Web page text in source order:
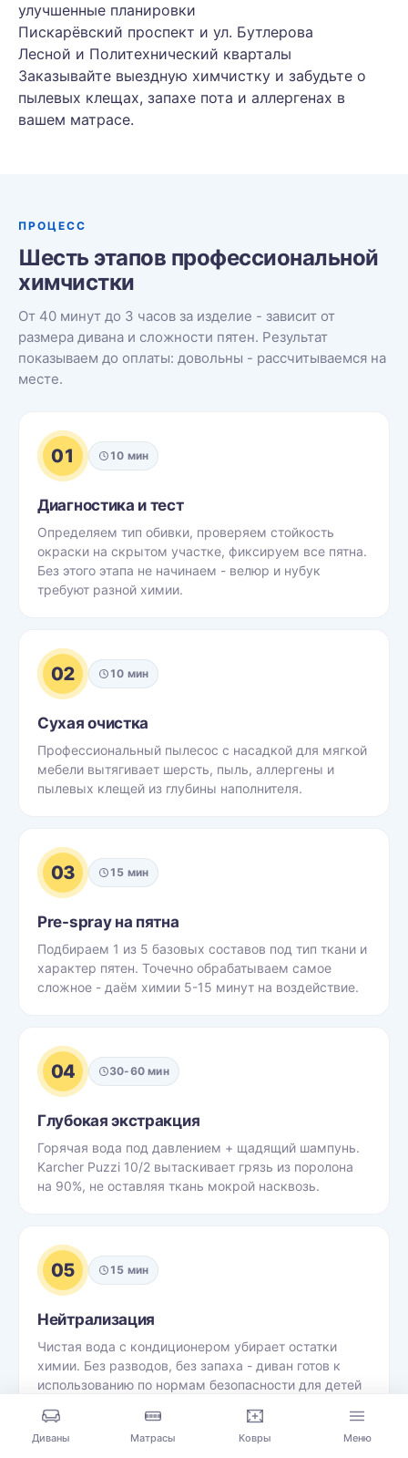
улучшенные планировки
Пискарёвский проспект и ул. Бутлерова
Лесной и Политехнический кварталы
Заказывайте выездную химчистку и забудьте о
пылевых клещах, запахе пота и аллергенах в
вашем матрасе.
ПРОЦЕСС
Шесть этапов профессиональной
химчистки
От 40 минут до 3 часов за изделие - зависит от
размера дивана и сложности пятен. Результат
показываем до оплаты: довольны - рассчитываемся на
месте.
01 10 мин
Диагностика и тест
Определяем тип обивки, проверяем стойкость
окраски на скрытом участке, фиксируем все пятна.
Без этого этапа не начинаем - велюр и нубук
требуют разной химии.
02 10 мин
Сухая очистка
Профессиональный пылесос с насадкой для мягкой
мебели вытягивает шерсть, пыль, аллергены и
пылевых клещей из глубины наполнителя.
03 15 мин
Pre-spray на пятна
Подбираем 1 из 5 базовых составов под тип ткани и
характер пятен. Точечно обрабатываем самое
сложное - даём химии 5-15 минут на воздействие.
04 30-60 мин
Глубокая экстракция
Горячая вода под давлением + щадящий шампунь.
Karcher Puzzi 10/2 вытаскивает грязь из поролона
на 90%, не оставляя ткань мокрой насквозь.
05 15 мин
Нейтрализация
Чистая вода с кондиционером убирает остатки
химии. Без разводов, без запаха - диван готов к
использованию по нормам безопасности для детей
Диваны Матрасы Ковры Меню